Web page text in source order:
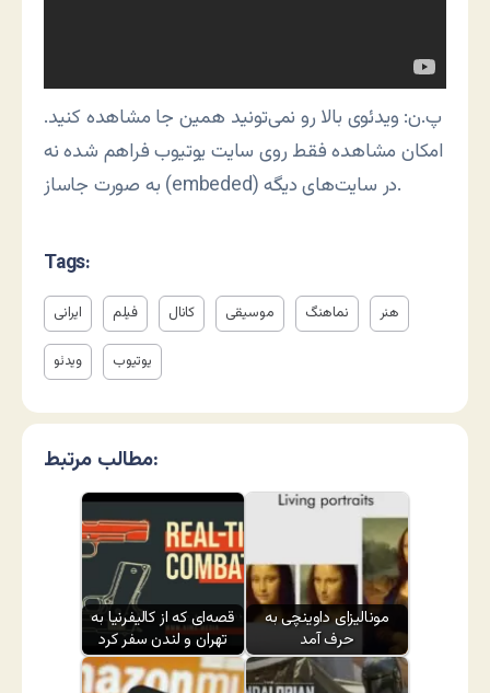
پ.ن: ویدئوی بالا رو نمی‌تونید همین جا مشاهده کنید.
امکان مشاهده فقط روی سایت یوتیوب فراهم شده نه
به صورت جاساز (embeded) در سایت‌های دیگه.
Tags:
ایرانی فیلم کانال موسیقی نماهنگ هنر
ویدئو یوتیوب
مطالب مرتبط:
قصه‌ای که از کالیفرنیا به
تهران و لندن سفر کرد
مونالیزای داوینچی به
حرف آمد